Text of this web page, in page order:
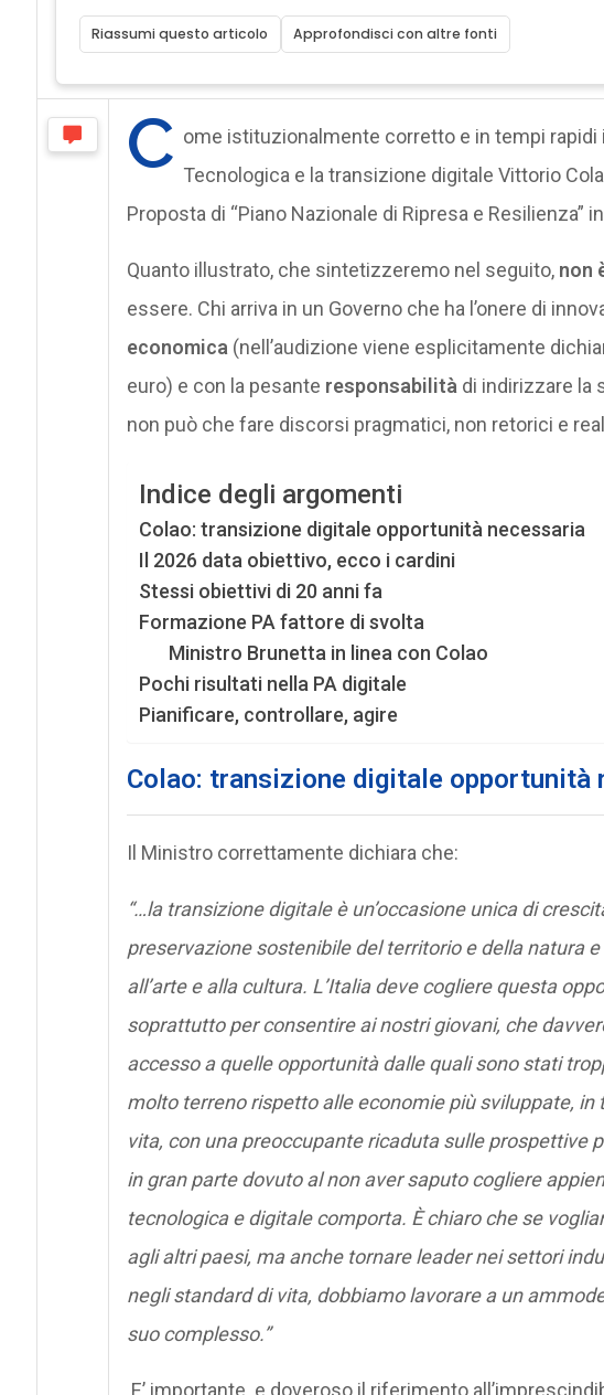
Riassumi questo articolo Approfondisci con altre fonti
C ome istituzionalmente corretto e in tempi rapidi
Tecnologica e la transizione digitale Vittorio
Proposta di “Piano Nazionale di Ripresa e Resilienza” in
Quanto illustrato, che sintetizzeremo nel seguito, non
essere. Chi arriva in un Governo che ha l’onere di
economica (nell’audizione viene esplicitamente
euro) e con la pesante responsabilità di indirizzare la
non può che fare discorsi pragmatici, non retorici e
Indice degli argomenti
Colao: transizione digitale opportunità necessaria
Il 2026 data obiettivo, ecco i cardini
Stessi obiettivi di 20 anni fa
Formazione PA fattore di svolta
Ministro Brunetta in linea con Colao
Pochi risultati nella PA digitale
Pianificare, controllare, agire
Colao: transizione digitale opportunità
Il Ministro correttamente dichiara che:
“…la transizione digitale è un’occasione unica di
preservazione sostenibile del territorio e della natura
all’arte e alla cultura. L’Italia deve cogliere questa
soprattutto per consentire ai nostri giovani, che
accesso a quelle opportunità dalle quali sono stati
molto terreno rispetto alle economie più sviluppate,
vita, con una preoccupante ricaduta sulle prospettive
in gran parte dovuto al non aver saputo cogliere
tecnologica e digitale comporta. È chiaro che se
agli altri paesi, ma anche tornare leader nei settori
negli standard di vita, dobbiamo lavorare a un
suo complesso.”
E’ importante e doveroso il riferimento